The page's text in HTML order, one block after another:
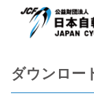
ダウンロー